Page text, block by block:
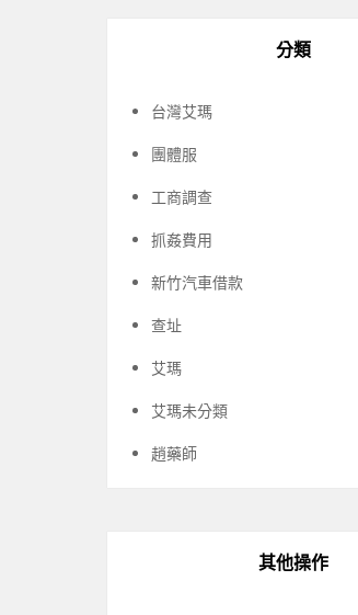
分類
台灣艾瑪
團體服
工商調查
抓姦費用
新竹汽車借款
查址
艾瑪
艾瑪未分類
趙藥師
其他操作